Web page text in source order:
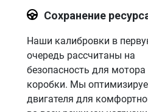
Сохранение
Наши калибровки в
очередь рассчитаны на
безопасность для мотора
коробки. Мы
двигателя для